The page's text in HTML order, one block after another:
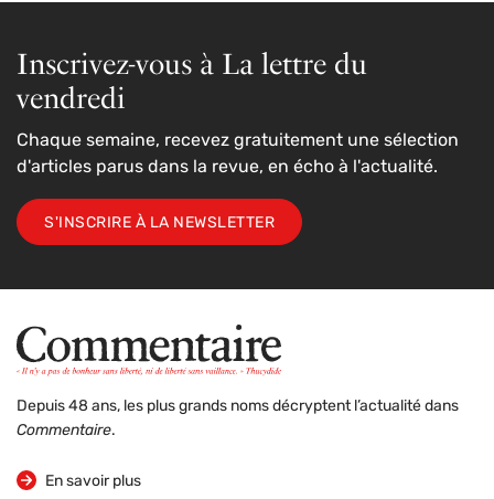
Inscrivez-vous à La lettre du
vendredi
Chaque semaine, recevez gratuitement une sélection
d'articles parus dans la revue, en écho à l'actualité.
S'INSCRIRE À LA NEWSLETTER
Depuis 48 ans, les plus grands noms décryptent l’actualité dans
Commentaire.
En savoir plus
sur la revue